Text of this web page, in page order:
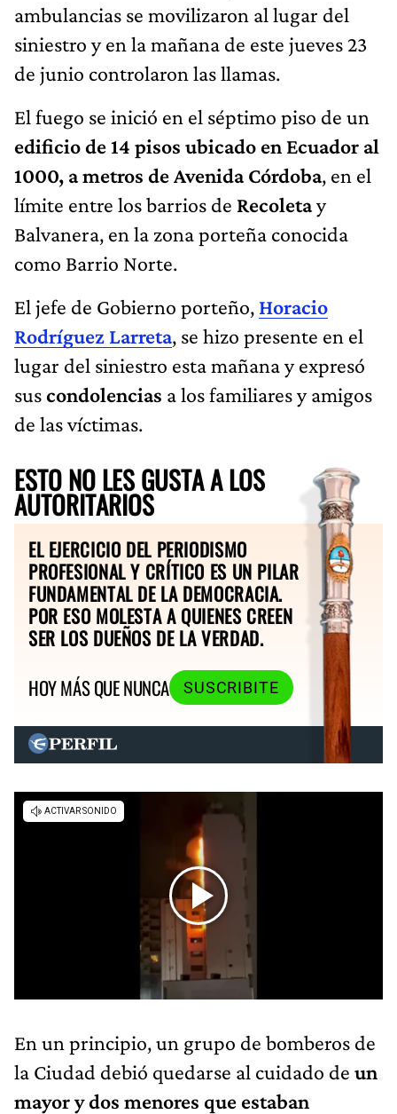
ambulancias se movilizaron al lugar del
siniestro y en la mañana de este jueves 23
de junio controlaron las llamas.
El fuego se inició en el séptimo piso de un
edificio de 14 pisos ubicado en Ecuador al
1000, a metros de Avenida Córdoba, en el
límite entre los barrios de Recoletay
Balvanera, en la zona porteña conocida
como Barrio Norte.
El jefe de Gobierno porteño, Horacio
Rodríguez Larreta, se hizo presente en el
lugar del siniestro esta mañana y expresó
suscondolencias a los familiares y amigos
de las víctimas.
ESTO NO LES GUSTA A LOS
AUTORITARIOS
EL EJERCICIO DEL PERIODISMO
PROFESIONAL Y CRÍTICO ES UN PILAR
FUNDAMENTAL DE LA DEMOCRACIA.
POR ESO MOLESTA A QUIENES CREEN
SER LOS DUEÑOS DE LA VERDAD.
HOY MÁS QUE NUNCA
SUSCRIBITE
En un principio, un grupo de bomberos de
la Ciudad debió quedarse al cuidado de un
mayor y dos menores que estaban